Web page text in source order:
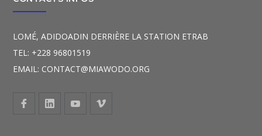
LOMÉ, ADIDOADIN DERRIÈRE LA STATION ETRAB
TEL: +228 96801519
EMAIL: CONTACT@MIAWODO.ORG